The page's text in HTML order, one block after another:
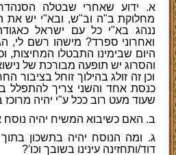
א. ידוע שאחרי שבטלה
מחלוקת ב"ה וב"ש, ובא"י יש את
ננהג בא"י כל עם ישראל
ואחרוני ספרד? מישהו רשם לי,
היום שבימינו התבטלו המחיצות,
והסרוג יש תופעה מבורכת של
וכן זה זולג בהילוך זוחל בציבור
כנסת אחד והשני צריך להתפלל
שעוד מעט רוב ככל ע"י יהיה
ב. האם כשיבוא המשיח יהיה נוסח
ג. ומה הנוסח יהיה בתשכון
דוד/ותחזינה עינינו בשובך וכו'?